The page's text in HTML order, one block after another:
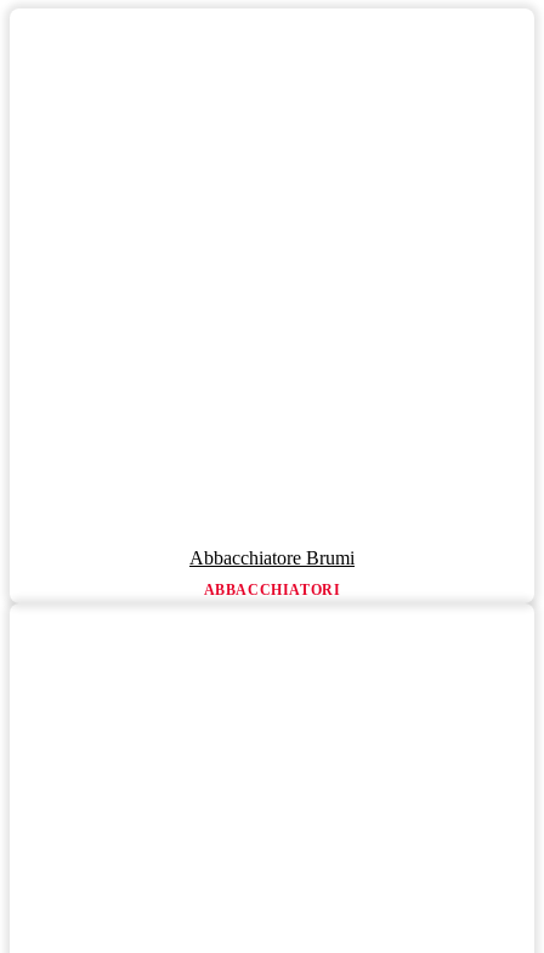
Abbacchiatore Brumi
ABBACCHIATORI